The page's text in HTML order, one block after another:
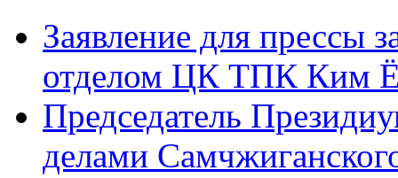
Заявление для прессы
отделом ЦК ТПК Ким
Председатель
делами